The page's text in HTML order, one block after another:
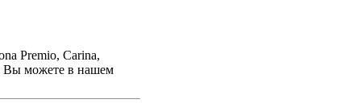
Premio, Carina,
Вы можете в нашем